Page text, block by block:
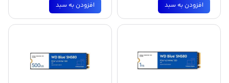
افزودن به سبد افزودن به سبد